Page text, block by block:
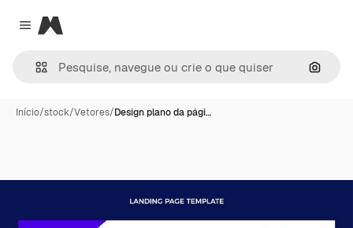
Close menu
Magnific
Início/stock/Vetores/Design plano da pági…